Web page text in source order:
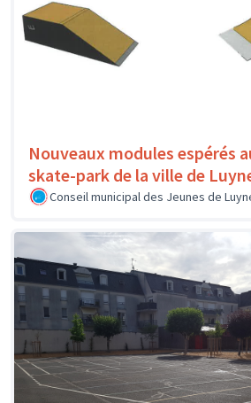
Nouveaux modules espérés
skate-park de la ville de
Conseil municipal des Jeunes de